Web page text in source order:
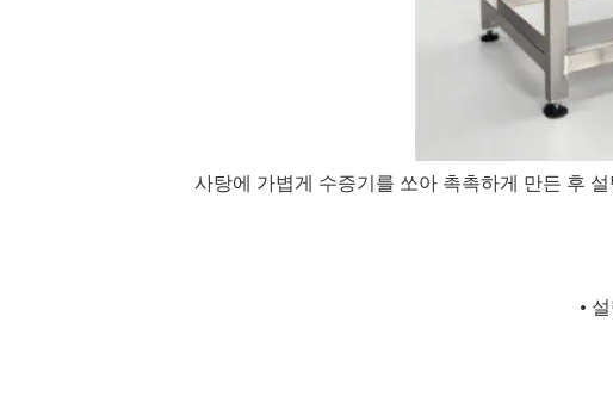
사탕에 가볍게 수증기를 쏘아 촉촉하게 만든 후
•